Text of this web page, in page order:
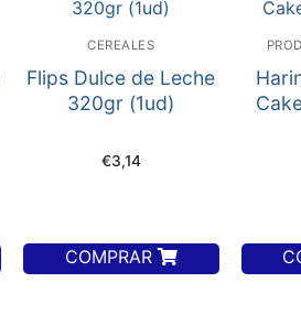
CEREALES
Flips Dulce de Leche
320gr (1ud)
€3,14
COMPRAR